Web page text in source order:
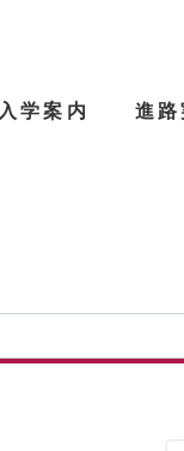
入学案内 進路